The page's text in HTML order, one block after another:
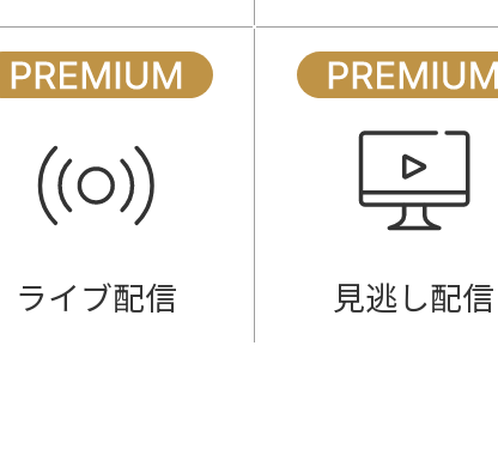
ライブ配信 見逃し配信